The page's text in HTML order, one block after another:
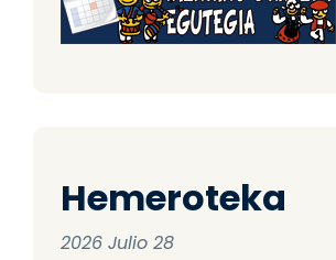
Hemeroteka
2026 Julio 28